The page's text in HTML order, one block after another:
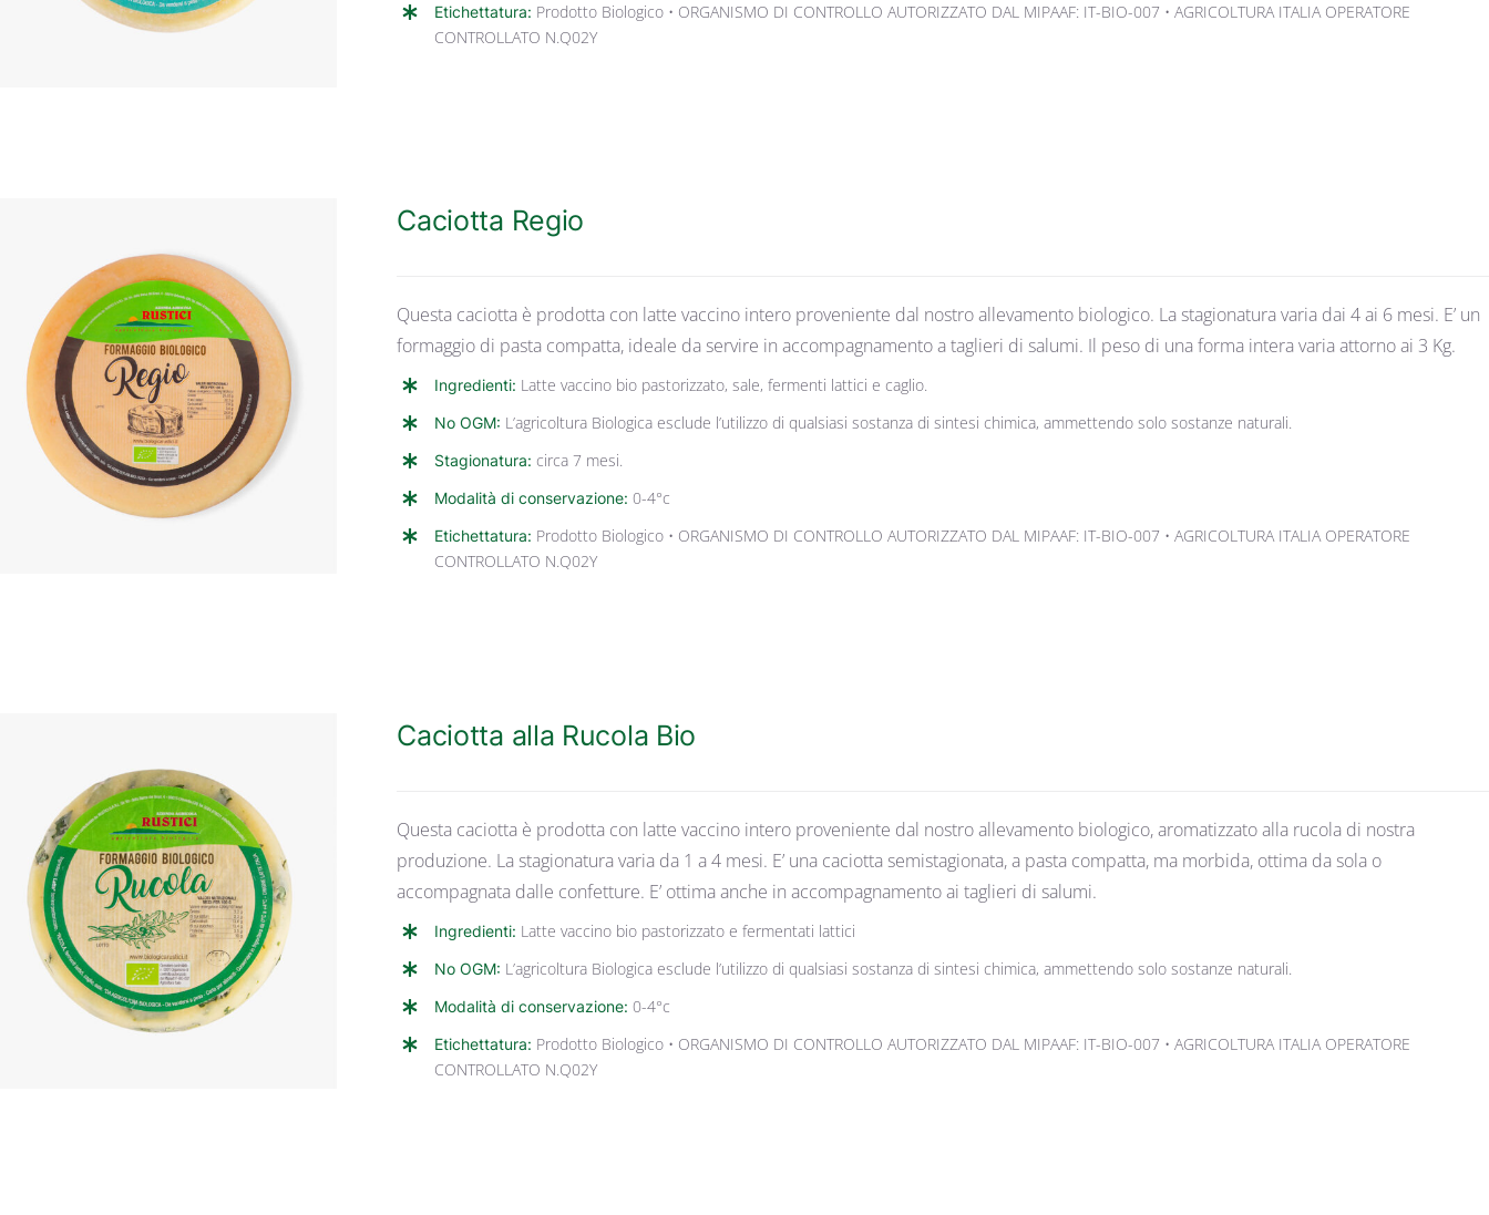
Etichettatura: Prodotto Biologico • ORGANISMO DI CONTROLLO AUTORIZZATO DAL MIPAAF: IT-BIO-007 • AGRICOLTURA ITALIA OPERATORE
CONTROLLATO N.Q02Y
ANTEPRIMA RAPIDA
Caciotta Regio
Questa caciotta è prodotta con latte vaccino intero proveniente dal nostro allevamento biologico. La stagionatura varia dai 4 ai 6 mesi. E’ un
formaggio di pasta compatta, ideale da servire in accompagnamento a taglieri di salumi. Il peso di una forma intera varia attorno ai 3 Kg.
Ingredienti: Latte vaccino bio pastorizzato, sale, fermenti lattici e caglio.
No OGM: L’agricoltura Biologica esclude l’utilizzo di qualsiasi sostanza di sintesi chimica, ammettendo solo sostanze naturali.
Stagionatura: circa 7 mesi.
Modalità di conservazione: 0-4°c
Etichettatura: Prodotto Biologico • ORGANISMO DI CONTROLLO AUTORIZZATO DAL MIPAAF: IT-BIO-007 • AGRICOLTURA ITALIA OPERATORE
CONTROLLATO N.Q02Y
ANTEPRIMA RAPIDA
Caciotta alla Rucola Bio
Questa caciotta è prodotta con latte vaccino intero proveniente dal nostro allevamento biologico, aromatizzato alla rucola di nostra
produzione. La stagionatura varia da 1 a 4 mesi. E’ una caciotta semistagionata, a pasta compatta, ma morbida, ottima da sola o
accompagnata dalle confetture. E’ ottima anche in accompagnamento ai taglieri di salumi.
Ingredienti: Latte vaccino bio pastorizzato e fermentati lattici
No OGM: L’agricoltura Biologica esclude l’utilizzo di qualsiasi sostanza di sintesi chimica, ammettendo solo sostanze naturali.
Modalità di conservazione: 0-4°c
Etichettatura: Prodotto Biologico • ORGANISMO DI CONTROLLO AUTORIZZATO DAL MIPAAF: IT-BIO-007 • AGRICOLTURA ITALIA OPERATORE
CONTROLLATO N.Q02Y